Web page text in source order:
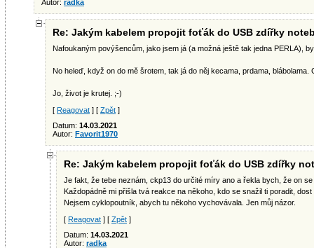
Autor: radka
Re: Jakým kabelem propojit foťák do USB zdířky
Nafoukaným povýšencům, jako jsem já (a možná ještě tak jedna PERLA),
No heleď, když on do mě šrotem, tak já do něj kecama, prdama, blábolama.
Jo, život je krutej. ;-)
[ Reagovat ] [ Zpět ]
Datum: 14.03.2021
Autor: Favorit1970
Re: Jakým kabelem propojit foťák do USB zdířky
Je fakt, že tebe neznám, ckp13 do určité míry ano a řekla bych, že on
Každopádně mi přišla tvá reakce na někoho, kdo se snažil ti poradit,
Nejsem cyklopoutník, abych tu někoho vychovávala. Jen můj názor.
[ Reagovat ] [ Zpět ]
Datum: 14.03.2021
Autor: radka